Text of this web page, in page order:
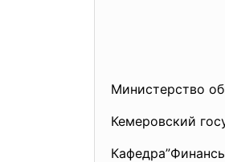
Министерство
Кемеровский